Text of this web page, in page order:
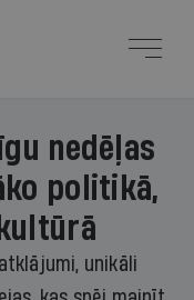
nedēļas
politikā,
unikāli